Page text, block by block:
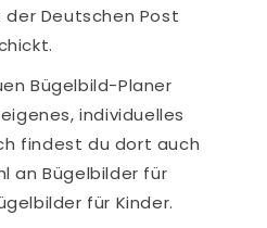
Deutschen Post
Bügelbild-Planer
individuelles
findest du dort auch
an Bügelbilder für
für Kinder.